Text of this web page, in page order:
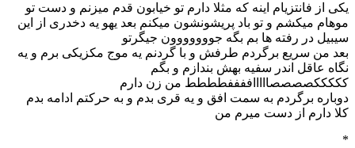
یکی از فانتزیام اینه که مثلا دارم تو خیابون قدم میزنم و دست تو
موهام میکشم و تو باد پریشونشون میکنم بعد یهو یه دخدری از این
سیبیل در رفته ها بم بگه جووووووون جیگرتو
بعد من سریع برگردم طرفش و با گردنم یه موج مکزیکی برم و یه
نگاه عاقل اندر سفیه بهش بندازم و بگم
کککککصصصصاااااففففطططط من زن دارم
دوباره برگردم به سمت افق و یه قری بدم و به حرکتم ادامه بدم
کلا دارم از دست میرم من
*